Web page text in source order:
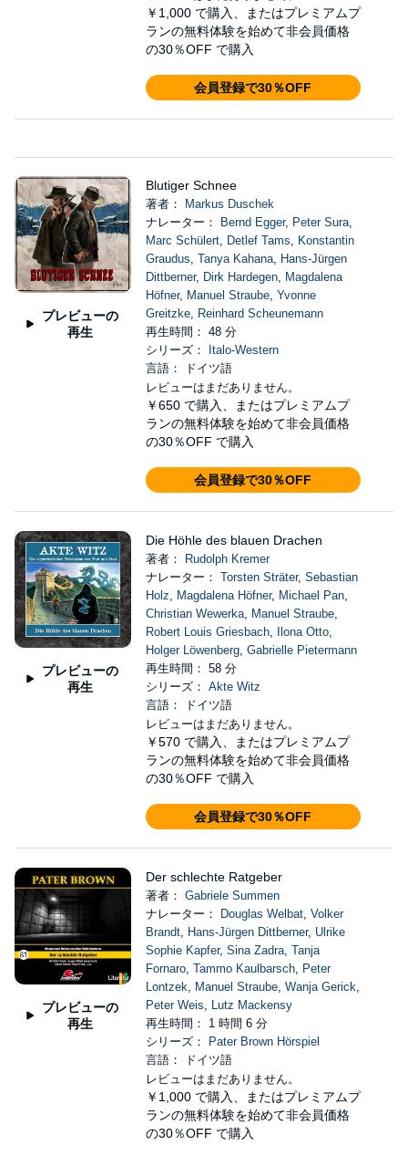
￥1,000 で購入、またはプレミアムプ
ランの無料体験を始めて非会員価格
の30％OFF で購入
会員登録で30％OFF
プレビューの
再生
Blutiger Schnee
著者：
Markus Duschek
ナレーター：
Bernd Egger, Peter Sura,
Marc Schülert, Detlef Tams, Konstantin
Graudus, Tanya Kahana, Hans-Jürgen
Dittberner, Dirk Hardegen, Magdalena
Höfner, Manuel Straube, Yvonne
Greitzke, Reinhard Scheunemann
再生時間： 48 分
シリーズ：
Italo-Western
言語： ドイツ語
レビューはまだありません。
￥650 で購入、またはプレミアムプ
ランの無料体験を始めて非会員価格
の30％OFF で購入
会員登録で30％OFF
プレビューの
再生
Die Höhle des blauen Drachen
著者：
Rudolph Kremer
ナレーター： Torsten Sträter, Sebastian
Holz, Magdalena Höfner, Michael Pan,
Christian Wewerka, Manuel Straube,
Robert Louis Griesbach, Ilona Otto,
Holger Löwenberg, Gabrielle Pietermann
再生時間： 58 分
シリーズ： Akte Witz
言語： ドイツ語
レビューはまだありません。
￥570 で購入、またはプレミアムプ
ランの無料体験を始めて非会員価格
の30％OFF で購入
会員登録で30％OFF
プレビューの
再生
Der schlechte Ratgeber
著者： Gabriele Summen
ナレーター：
Douglas Welbat, Volker
Brandt, Hans-Jürgen Dittberner, Ulrike
Sophie Kapfer, Sina Zadra, Tanja
Fornaro, Tammo Kaulbarsch, Peter
Lontzek, Manuel Straube, Wanja Gerick,
Peter Weis, Lutz Mackensy
再生時間： 1 時間 6 分
シリーズ：
Pater Brown Hörspiel
言語： ドイツ語
レビューはまだありません。
￥1,000 で購入、またはプレミアムプ
ランの無料体験を始めて非会員価格
の30％OFF で購入